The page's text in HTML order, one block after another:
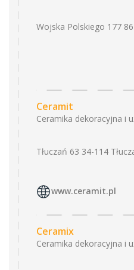
Wojska Polskiego 177
Ceramit
Ceramika dekoracyjna i
Tłuczań 63 34-114
www.ceramit.pl
Ceramix
Ceramika dekoracyjna i